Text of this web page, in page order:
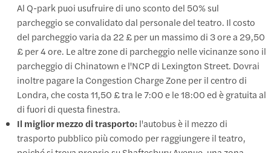
Al Q-park puoi usufruire di uno sconto del 50% sul
parcheggio se convalidato dal personale del teatro. Il costo
del parcheggio varia da 22 £ per un massimo di 3 ore a 29,50
£ per 4 ore. Le altre zone di parcheggio nelle vicinanze sono il
parcheggio di Chinatown e l'NCP di Lexington Street. Dovrai
inoltre pagare la Congestion Charge Zone per il centro di
Londra, che costa 11,50 £ tra le 7:00 e le 18:00 ed è gratuita al
di fuori di questa finestra.
Il miglior mezzo di trasporto: l'autobus è il mezzo di
trasporto pubblico più comodo per raggiungere il teatro,